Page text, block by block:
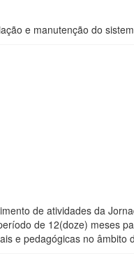
e manutenção do
de atividades da
de 12(doze) meses
e pedagógicas no âmbito